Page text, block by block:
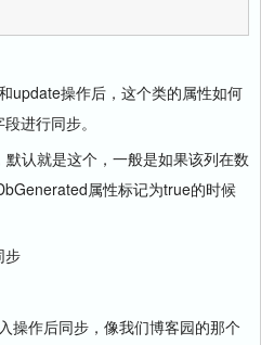
update操作后，这个类的属性如何
进行同步。
认就是这个，一般是如果该列在数
属性标记为true的时候
步
操作后同步，像我们博客园的那个